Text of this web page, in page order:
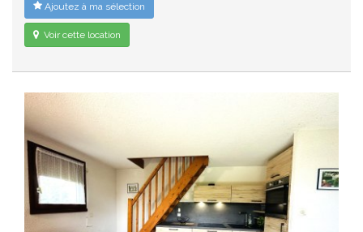
Ajoutez à ma sélection
Voir cette location